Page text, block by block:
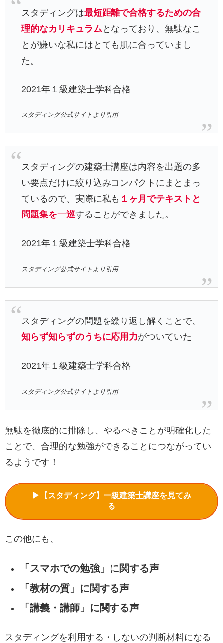
スタディングは最短距離で合格するための合
理的なカリキュラム となっており、無駄なこ
とが嫌いな私にはとても肌に合っていまし
た。
2021年１級建築士学科合格
スタディング公式サイトより引用
スタディングの建築士講座は内容を出題の多
い要点だけに絞り込みコンパクトにまとまっ
ているので、実際に私も １ヶ月でテキストと
問題集を一巡することができました。
2021年１級建築士学科合格
スタディング公式サイトより引用
スタディングの問題を繰り返し解くことで、
知らず知らずのうちに応用力がついていた
2021年１級建築士学科合格
スタディング公式サイトより引用
無駄を徹底的に排除し、やるべきことが明確化した
ことで、合理的な勉強ができることにつながってい
るようです！
▶【スタディング】一級建築士講座を見てみ
る
この他にも、
「スマホでの勉強」に関する声
「教材の質」に関する声
「講義・講師」に関する声
スタディングを利用する・しないの判断材料になる